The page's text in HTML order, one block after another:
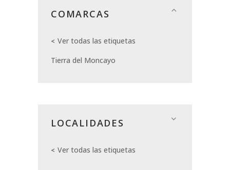
COMARCAS
Ver todas las etiquetas
Tierra del Moncayo
LOCALIDADES
Ver todas las etiquetas